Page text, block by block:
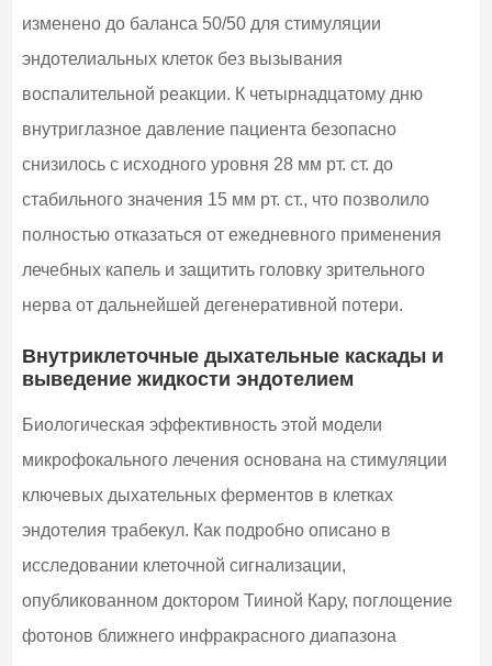
изменено до баланса 50/50 для стимуляции
эндотелиальных клеток без вызывания
воспалительной реакции. К четырнадцатому дню
внутриглазное давление пациента безопасно
снизилось с исходного уровня 28 мм рт. ст. до
стабильного значения 15 мм рт. ст., что позволило
полностью отказаться от ежедневного применения
лечебных капель и защитить головку зрительного
нерва от дальнейшей дегенеративной потери.
Внутриклеточные дыхательные каскады и
выведение жидкости эндотелием
Биологическая эффективность этой модели
микрофокального лечения основана на стимуляции
ключевых дыхательных ферментов в клетках
эндотелия трабекул. Как подробно описано в
исследовании клеточной сигнализации,
опубликованном доктором Тииной Кару, поглощение
фотонов ближнего инфракрасного диапазона